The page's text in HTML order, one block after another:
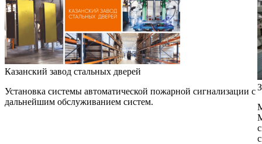
Казанский завод стальных дверей
Установка системы автоматической пожарной сигнализации с
дальнейшим обслуживанием систем.